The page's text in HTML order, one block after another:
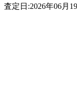
査定日:2026年06月